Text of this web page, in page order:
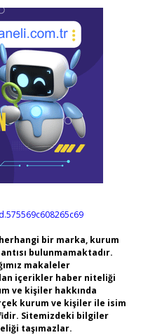
bir marka, kurum
bulunmamaktadır.
makaleler
içerikler haber niteliği
ve kişiler hakkında
kurum ve kişiler ile isim
Sitemizdeki bilgiler
taşımazlar.